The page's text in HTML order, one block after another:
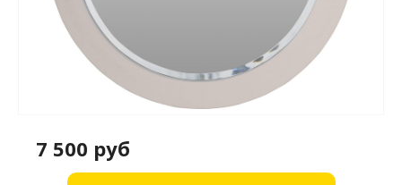
7 500 руб